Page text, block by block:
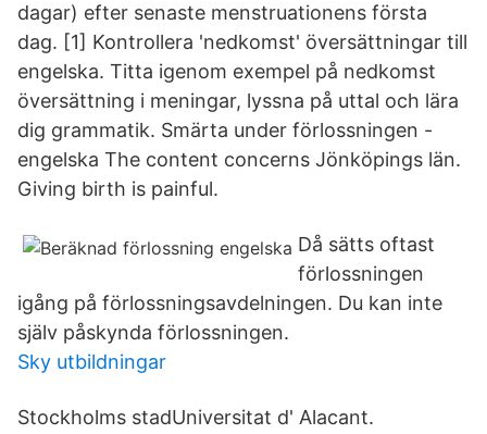
dagar) efter senaste menstruationens första
dag. [1] Kontrollera 'nedkomst' översättningar till
engelska. Titta igenom exempel på nedkomst
översättning i meningar, lyssna på uttal och lära
dig grammatik. Smärta under förlossningen -
engelska The content concerns Jönköpings län.
Giving birth is painful.
Då sätts oftast
förlossningen
igång på förlossningsavdelningen. Du kan inte
själv påskynda förlossningen.
Sky utbildningar
Stockholms stadUniversitat d' Alacant.